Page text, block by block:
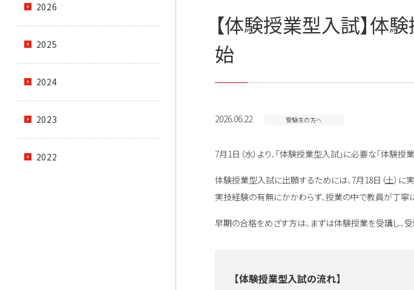
【体験授業型入試】体
始
2026.06.22 受験生の方へ
7月1日（水）より、「体験授業型入試」に必要な「体験授
体験授業型入試に出願するためには、7月18日（土）に
実技経験の有無にかかわらず、授業の中で教員が丁寧
早期の合格をめざす方は、まずは体験授業を受講し、受
【体験授業型入試の流れ】
2026
2025
2024
2023
2022